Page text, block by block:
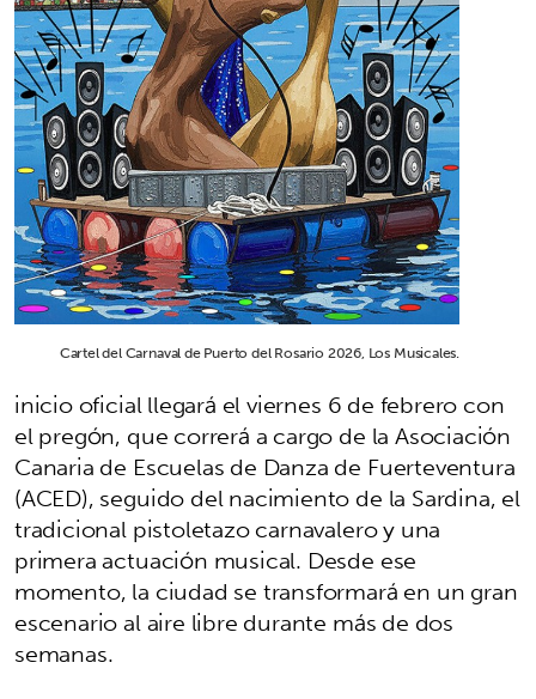
Cartel del Carnaval de Puerto del Rosario 2026, Los Musicales.
inicio oficial llegará el viernes 6 de febrero con
el pregón, que correrá a cargo de la Asociación
Canaria de Escuelas de Danza de Fuerteventura
(ACED), seguido del nacimiento de la Sardina, el
tradicional pistoletazo carnavalero y una
primera actuación musical. Desde ese
momento, la ciudad se transformará en un gran
escenario al aire libre durante más de dos
semanas.